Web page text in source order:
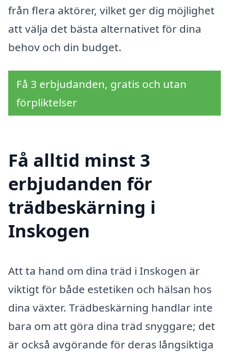
från flera aktörer, vilket ger dig möjlighet
att välja det bästa alternativet för dina
behov och din budget.
Få 3 erbjudanden, gratis och utan
förpliktelser
Få alltid minst 3
erbjudanden för
trädbeskärning i
Inskogen
Att ta hand om dina träd i Inskogen är
viktigt för både estetiken och hälsan hos
dina växter. Trädbeskärning handlar inte
bara om att göra dina träd snyggare; det
är också avgörande för deras långsiktiga